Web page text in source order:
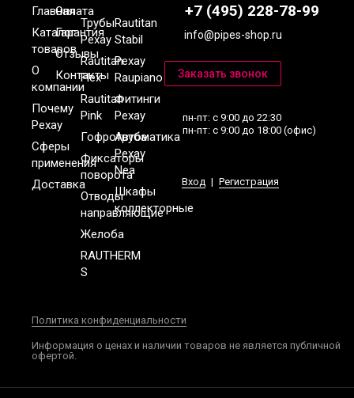
+7 (495) 228-78-99
info@pipes-shop.ru
пн-пт: с 9:00 до 22:30
пн-пт: с 9:00 до 18:00 (офис)
Вход | Регистрация
Главная
Каталог
товаров
О
компании
Почему
Рехау
Сферы
применения
Доставка
Оплата
Гарантия
Отзывы
Контакты
Трубы
Рехау
Rautitan
Flex
Rautitan
Pink
Гофротруба
Фиксаторы
поворота
Отводы
направляющие
Желоба
RAUTHERM
S
Rautitan
Stabil
Рехау
Raupiano
Фитинги
Рехау
Автоматика
Рехау
Nea
Шкафы
коллекторные
Политика конфиденциальности
Информация о ценах и наличии товаров не является публичной
офертой.